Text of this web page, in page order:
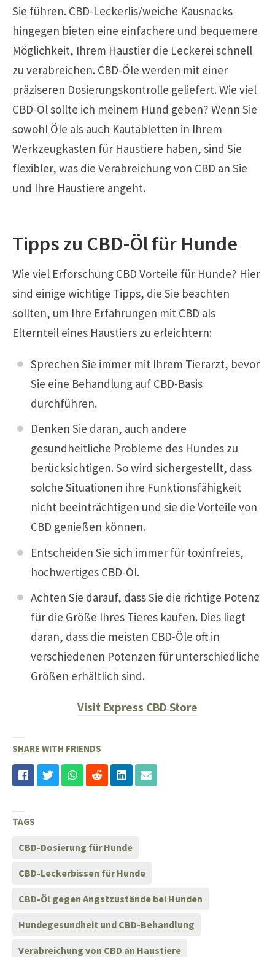
Sie führen. CBD-Leckerlis/weiche Kausnacks
hingegen bieten eine einfachere und bequemere
Möglichkeit, Ihrem Haustier die Leckerei schnell
zu verabreichen. CBD-Öle werden mit einer
präziseren Dosierungskontrolle geliefert. Wie viel
CBD-Öl sollte ich meinem Hund geben? Wenn Sie
sowohl Öle als auch Kautabletten in Ihrem
Werkzeugkasten für Haustiere haben, sind Sie
flexibler, was die Verabreichung von CBD an Sie
und Ihre Haustiere angeht.
Tipps zu CBD-Öl für Hunde
Wie viel Erforschung CBD Vorteile für Hunde? Hier
sind einige wichtige Tipps, die Sie beachten
sollten, um Ihre Erfahrungen mit CBD als
Elternteil eines Haustiers zu erleichtern:
Sprechen Sie immer mit Ihrem Tierarzt, bevor
Sie eine Behandlung auf CBD-Basis
durchführen.
Denken Sie daran, auch andere
gesundheitliche Probleme des Hundes zu
berücksichtigen. So wird sichergestellt, dass
solche Situationen ihre Funktionsfähigkeit
nicht beeinträchtigen und sie die Vorteile von
CBD genießen können.
Entscheiden Sie sich immer für toxinfreies,
hochwertiges CBD-Öl.
Achten Sie darauf, dass Sie die richtige Potenz
für die Größe Ihres Tieres kaufen. Dies liegt
daran, dass die meisten CBD-Öle oft in
verschiedenen Potenzen für unterschiedliche
Größen erhältlich sind.
Visit Express CBD Store
SHARE WITH FRIENDS
TAGS
CBD-Dosierung für Hunde
CBD-Leckerbissen für Hunde
CBD-Öl gegen Angstzustände bei Hunden
Hundegesundheit und CBD-Behandlung
Verabreichung von CBD an Haustiere